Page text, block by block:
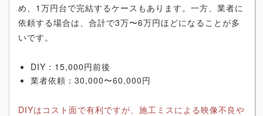
め、1万円台で完結するケースもあります。一方、業者に
依頼する場合は、合計で3万〜6万円ほどになることが多
いです。
DIY：15,000円前後
業者依頼：30,000〜60,000円
DIYはコスト面で有利ですが、施工ミスによる映像不良や